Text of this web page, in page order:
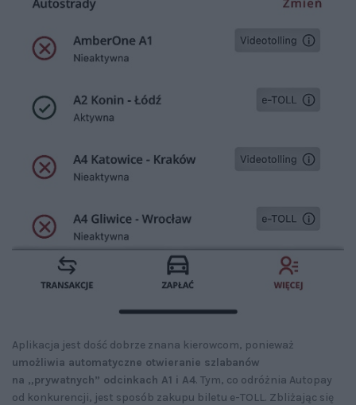
Aplikacja jest dość dobrze znana kierowcom, ponieważ
umożliwia automatyczne otwieranie szlabanów
na „prywatnych” odcinkach A1 i A4. Tym, co odróżnia Autopay
od konkurencji, jest sposób zakupu biletu e-TOLL. Zbliżając się